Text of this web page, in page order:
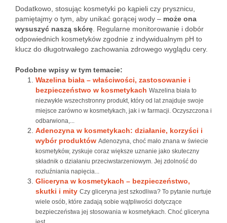
Dodatkowo, stosując kosmetyki po kąpieli czy prysznicu,
pamiętajmy o tym, aby unikać gorącej wody – może ona
wysuszyć naszą skórę . Regularne monitorowanie i dobór
odpowiednich kosmetyków zgodnie z indywidualnym pH to
klucz do długotrwałego zachowania zdrowego wyglądu cery.
Podobne wpisy w tym temacie:
Wazelina biała – właściwości, zastosowanie i
bezpieczeństwo w kosmetykach Wazelina biała to
niezwykle wszechstronny produkt, który od lat znajduje swoje
miejsce zarówno w kosmetykach, jak i w farmacji. Oczyszczona i
odbarwiona,...
Adenozyna w kosmetykach: działanie, korzyści i
wybór produktów Adenozyna, choć mało znana w świecie
kosmetyków, zyskuje coraz większe uznanie jako skuteczny
składnik o działaniu przeciwstarzeniowym. Jej zdolność do
rozluźniania napięcia...
Gliceryna w kosmetykach – bezpieczeństwo,
skutki i mity Czy gliceryna jest szkodliwa? To pytanie nurtuje
wiele osób, które zadają sobie wątpliwości dotyczące
bezpieczeństwa jej stosowania w kosmetykach. Choć gliceryna